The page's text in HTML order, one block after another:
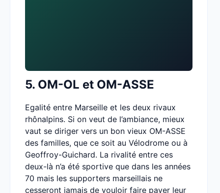
5. OM-OL et OM-ASSE
Egalité entre Marseille et les deux rivaux
rhônalpins. Si on veut de l’ambiance, mieux
vaut se diriger vers un bon vieux OM-ASSE
des familles, que ce soit au Vélodrome ou à
Geoffroy-Guichard. La rivalité entre ces
deux-là n’a été sportive que dans les années
70 mais les supporters marseillais ne
cesseront jamais de vouloir faire payer leur